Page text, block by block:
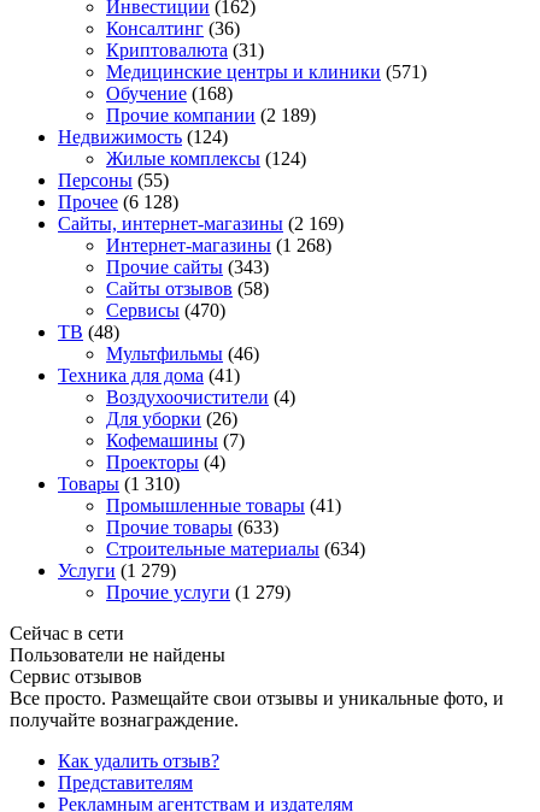
Инвестиции (162)
Консалтинг (36)
Криптовалюта (31)
Медицинские центры и клиники (571)
Обучение (168)
Прочие компании (2 189)
Недвижимость (124)
Жилые комплексы (124)
Персоны (55)
Прочее (6 128)
Сайты, интернет-магазины (2 169)
Интернет-магазины (1 268)
Прочие сайты (343)
Сайты отзывов (58)
Сервисы (470)
ТВ (48)
Мультфильмы (46)
Техника для дома (41)
Воздухоочистители (4)
Для уборки (26)
Кофемашины (7)
Проекторы (4)
Товары (1 310)
Промышленные товары (41)
Прочие товары (633)
Строительные материалы (634)
Услуги (1 279)
Прочие услуги (1 279)
Сейчас в сети
Пользователи не найдены
Сервис отзывов
Все просто. Размещайте свои отзывы и уникальные фото, и
получайте вознаграждение.
Как удалить отзыв?
Представителям
Рекламным агентствам и издателям